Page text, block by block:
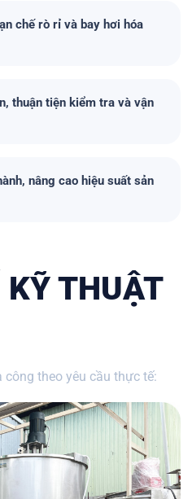
chế rò rỉ và bay hơi hóa
thuận tiện kiểm tra và vận
nâng cao hiệu suất sản
KỸ THUẬT
theo yêu cầu thực tế: